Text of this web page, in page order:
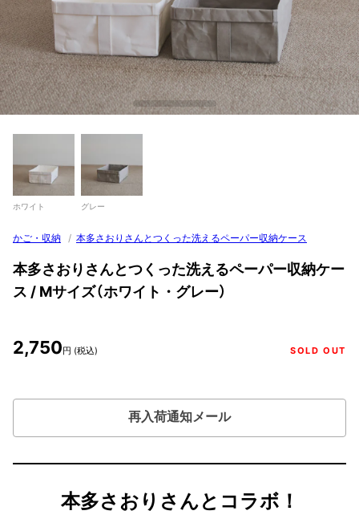
ホワイト グレー
かご・収納 / 本多さおりさんとつくった洗えるペーパー収納ケース
本多さおりさんとつくった洗えるペーパー収納ケー
ス / Mサイズ（ホワイト・グレー）
2,750円 (税込) SOLD OUT
再入荷通知メール
本多さおりさんとコラボ！